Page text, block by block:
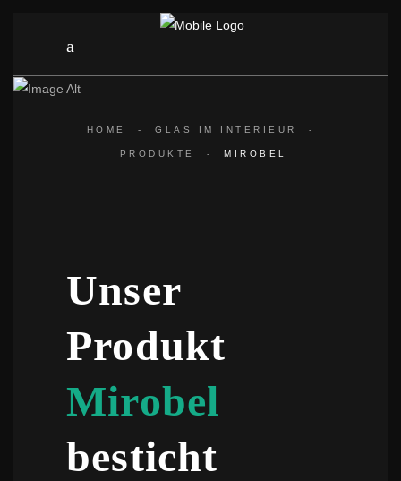
Mirobel
HOME -GLAS IM INTERIEUR -
PRODUKTE -MIROBEL
Unser
Produkt
Mirobel
besticht